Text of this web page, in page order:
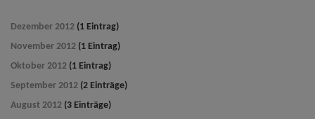
Dezember 2012 (1 Eintrag)
November 2012 (1 Eintrag)
Oktober 2012 (1 Eintrag)
September 2012 (2 Einträge)
August 2012 (3 Einträge)